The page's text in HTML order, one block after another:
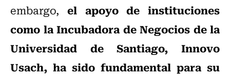
embargo, el apoyo de instituciones
como la Incubadora de Negocios de la
Universidad de Santiago, Innovo
Usach, ha sido fundamental para su